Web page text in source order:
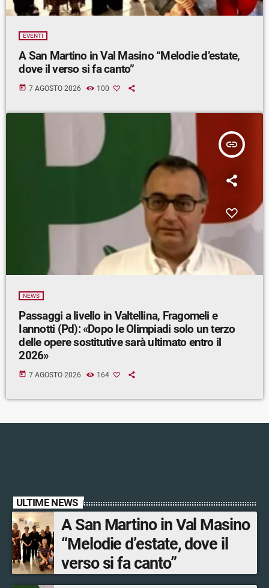
EVENTI
A San Martino in Val Masino “Melodie d’estate,
dove il verso si fa canto”
today 7 AGOSTO 2026 100
insert_link
NEWS
Passaggi a livello in Valtellina, Fragomeli e
Iannotti (Pd): «Dopo le Olimpiadi solo un terzo
delle opere sostitutive sarà ultimato entro il
2026»
today 7 AGOSTO 2026 164
ULTIME NEWS
A San Martino in Val Masino
“Melodie d’estate, dove il
verso si fa canto”